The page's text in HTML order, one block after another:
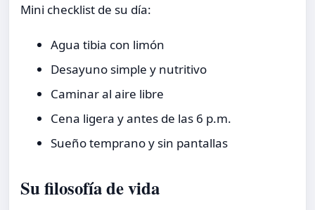
Mini checklist de su día:
Agua tibia con limón
Desayuno simple y nutritivo
Caminar al aire libre
Cena ligera y antes de las 6 p.m.
Sueño temprano y sin pantallas
Su filosofía de vida